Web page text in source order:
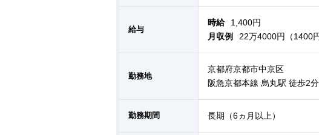
給与
時給
1,400円
月収例
22万4000円（1400
勤務地
京都府京都市中京区
阪急京都本線 烏丸駅 徒歩2分
勤務期間 長期（6ヵ月以上）